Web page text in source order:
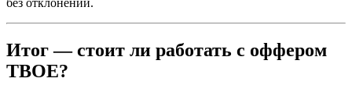
Итог — стоит ли работать с оффером
ТВОЕ?